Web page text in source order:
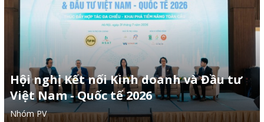
Hội nghị Kết nối Kinh doanh và Đầu tư
Việt Nam - Quốc tế 2026
Nhóm PV